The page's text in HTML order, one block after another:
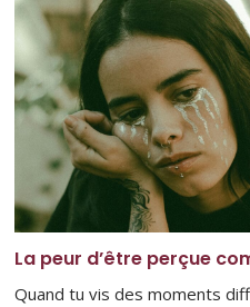
La peur d’être perçue
Quand tu vis des moments